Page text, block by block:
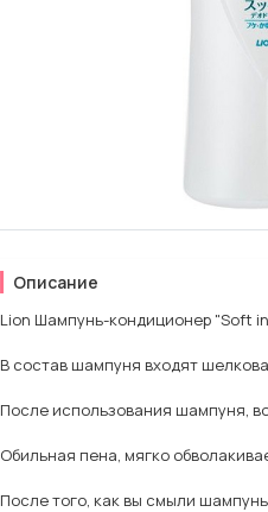
Описание
Lion Шампунь-кондиционер "Soft
В состав шампуня входят
После использования шампуня,
Обильная пена, мягко
После того, как вы смыли